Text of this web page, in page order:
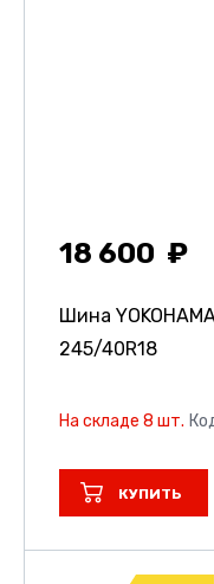
18 600
Шина
245/40R18
На складе 8 шт.
КУПИТЬ